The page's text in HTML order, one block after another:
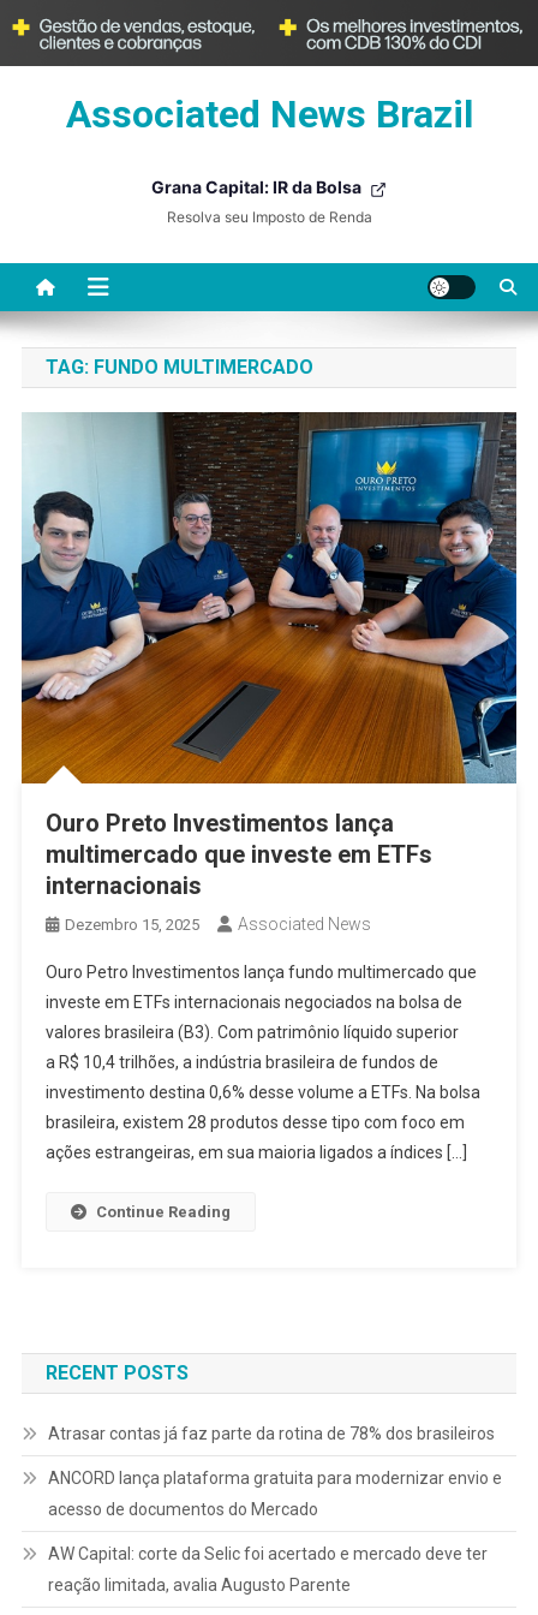
Associated News Brazil
Grana Capital: IR da Bolsa
Resolva seu Imposto de Renda
TAG: FUNDO MULTIMERCADO
Ouro Preto Investimentos lança
multimercado que investe em ETFs
internacionais
Dezembro 15, 2025 Associated News
Ouro Petro Investimentos lança fundo multimercado que
investe em ETFs internacionais negociados na bolsa de
valores brasileira (B3). Com patrimônio líquido superior
a R$ 10,4 trilhões, a indústria brasileira de fundos de
investimento destina 0,6% desse volume a ETFs. Na bolsa
brasileira, existem 28 produtos desse tipo com foco em
ações estrangeiras, em sua maioria ligados a índices […]
Continue Reading
RECENT POSTS
Atrasar contas já faz parte da rotina de 78% dos brasileiros
ANCORD lança plataforma gratuita para modernizar envio e
acesso de documentos do Mercado
AW Capital: corte da Selic foi acertado e mercado deve ter
reação limitada, avalia Augusto Parente